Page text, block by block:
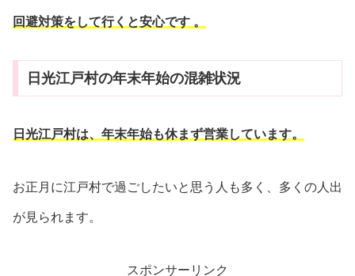
回避対策をして行くと安心です 。
日光江戸村の年末年始の混雑状況
日光江戸村は、年末年始も休まず営業しています。
お正月に江戸村で過ごしたいと思う人も多く、多くの人出
が見られます。
スポンサーリンク